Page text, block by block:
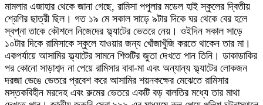
মামলার এজাহার থেকে জানা গেছে, রামিসা পপুলার মডেল হাই স্কুলের দ্বিতীয়
শ্রেণির ছাত্রী ছিল। গত ১৯ মে সকাল সাড়ে ৯টার দিকে ঘর থেকে বের হলে
স্বপ্না তাকে কৌশলে নিজেদের ফ্ল্যাটের ভেতরে নেয়। ওইদিন সকাল সাড়ে
১০টার দিকে রামিসাকে স্কুলে যাওয়ার জন্য খোঁজাখুঁজি করতে থাকেন তার মা।
একপর্যায়ে আসামির ফ্ল্যাটের সামনে শিশুটির জুতা দেখতে পান তিনি। ডাকাডাকির
পর কোনো সাড়াশব্দ না পেয়ে রামিসার বাবা-মা এবং অন্যান্য ফ্ল্যাটের লোকজন
দরজা ভেঙে ভেতরে প্রবেশ করে আসামির শয়নকক্ষের মেঝেতে রামিসার
মস্তকবিহীন মরদেহ এবং রুমের ভেতরে একটি বড় বালতির মধ্যে তার মাথা